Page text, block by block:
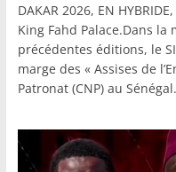
DAKAR 2026, EN
King Fahd Palace.Dans
précédentes éditions, le
marge des « Assises de
Patronat (CNP) au Sénégal.